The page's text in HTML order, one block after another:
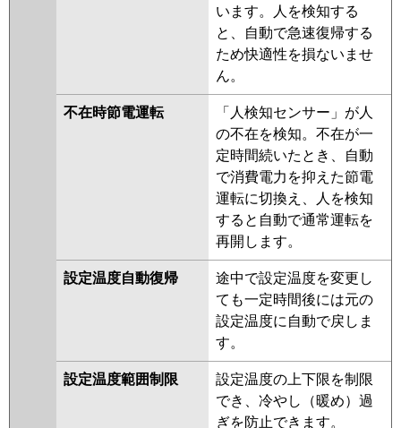
います。人を検知する
と、自動で急速復帰する
ため快適性を損ないませ
ん。
不在時節電運転
「人検知センサー」が人
の不在を検知。不在が一
定時間続いたとき、自動
で消費電力を抑えた節電
運転に切換え、人を検知
すると自動で通常運転を
再開します。
設定温度自動復帰
途中で設定温度を変更し
ても一定時間後には元の
設定温度に自動で戻しま
す。
設定温度範囲制限
設定温度の上下限を制限
でき、冷やし（暖め）過
ぎを防止できます。